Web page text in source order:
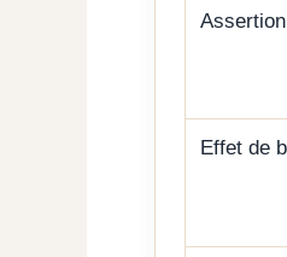
Assertion
Effet de